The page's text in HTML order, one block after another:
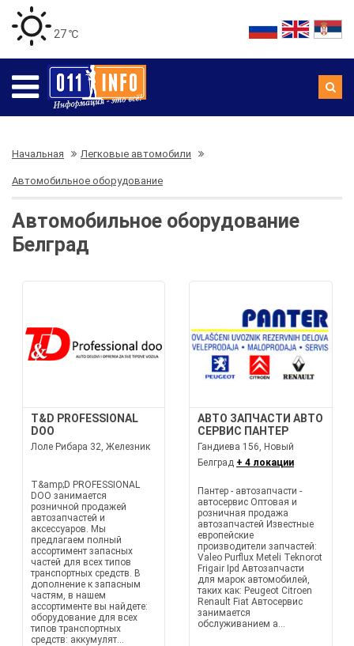
27 ℃
Начальная Легковые автомобили
Автомобильное оборудование
Автомобильное оборудование
Белград
T&D PROFESSIONAL
DOO
Лоле Рибара 32, Железник
T&amp;D PROFESSIONAL
DOO занимается
розничной продажей
автозапчастей и
аксессуаров. Мы
предлагаем полный
ассортимент запасных
частей для всех типов
транспортных средств. В
дополнение к запасным
частям, в нашем
ассортименте вы найдете:
оборудование для всех
типов транспортных
средств: аккумулят...
АВТО ЗАПЧАСТИ АВТО
СЕРВИС ПАНТЕР
Гандиева 156, Новый
Белград + 4 локации
Пантер - автозапчасти -
автосервис Оптовая и
розничная продажа
автозапчастей Известные
европейские
производители запчастей:
Valeo Purflux Meteli Teknorot
Frigair Ipd Автозапчасти
для марок автомобилей,
таких как: Peugeot Citroen
Renault Fiat Автосервис
занимается
обслуживанием а...